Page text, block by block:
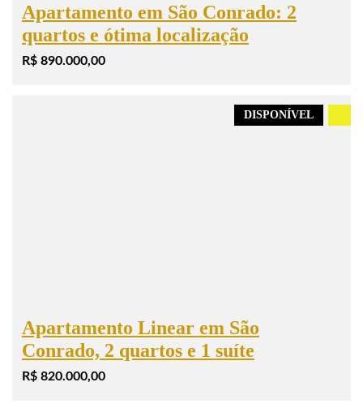
Apartamento em São Conrado: 2
quartos e ótima localização
R$ 890.000,00
DISPONÍVEL
Apartamento Linear em São
Conrado, 2 quartos e 1 suíte
R$ 820.000,00